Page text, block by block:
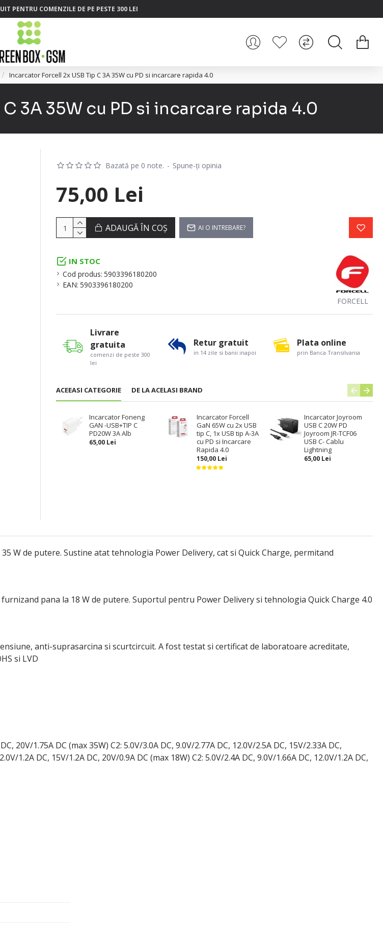
PENTRU COMENZILE DE PE PESTE 300 LEI
Incarcator Forcell 2x USB Tip C 3A 35W cu PD si incarcare rapida 4.0
3A 35W cu PD si incarcare rapida 4.0
IN STOC
Cod produs: 5903396180200
EAN: 5903396180200
FORCELL
Bazată pe 0 note. - Spune-ţi opinia
75,00 Lei
ADAUGĂ ÎN COŞ AI O INTREBARE?
ACEEASI CATEGORIE DE LA ACELASI BRAND
Incarcator Foneng
GAN -USB+TIP C
PD20W 3A Alb
65,00 Lei
Incarcator Forcell
GaN 65W cu 2x USB
tip C, 1x USB tip A-3A
cu PD si Incarcare
Rapida 4.0
150,00 Lei
Incarcator Joyroom
USB C 20W PD
Joyroom JR-TCF06
USB C- Cablu
Lightning
65,00 Lei
Livrare
gratuita
comenzi de peste 300
lei
Retur gratuit
in 14 zile si banii inapoi
Plata online
prin Banca Transilvania
W de putere. Sustine atat tehnologia Power Delivery, cat si Quick Charge, permitand
pana la 18 W de putere. Suportul pentru Power Delivery si tehnologia Quick Charge 4.0
anti-suprasarcina si scurtcircuit. A fost testat si certificat de laboratoare acreditate,
si LVD
20V/1.75A DC (max 35W) C2: 5.0V/3.0A DC, 9.0V/2.77A DC, 12.0V/2.5A DC, 15V/2.33A DC,
1.2A DC, 15V/1.2A DC, 20V/0.9A DC (max 18W) C2: 5.0V/2.4A DC, 9.0V/1.66A DC, 12.0V/1.2A DC,